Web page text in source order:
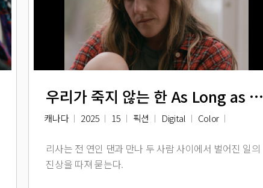
우리가 죽지 않는 한 As Long as we are Immortals
캐나다 2025 15 픽션 Digital Color
리사는 전 연인 댄과 만나 두 사람 사이에서 벌어진 일의
진상을 따져 묻는다.